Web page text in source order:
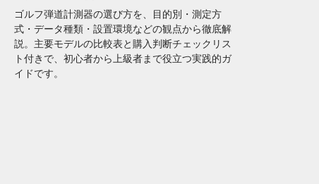
ゴルフ弾道計測器の選び方を、目的別・測定方
式・データ種類・設置環境などの観点から徹底解
説。主要モデルの比較表と購入判断チェックリス
ト付きで、初心者から上級者まで役立つ実践的ガ
イドです。